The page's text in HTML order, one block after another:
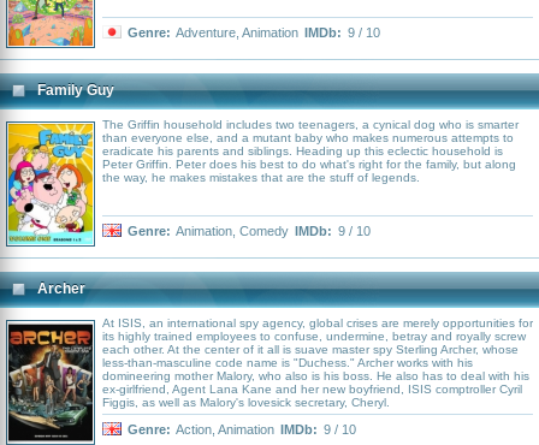
Genre: Adventure Animation IMDb: 9 / 10
Family Guy
The Griffin household includes two teenagers, a cynical dog who is smarter
than everyone else, and a mutant baby who makes numerous attempts to
eradicate his parents and siblings. Heading up this eclectic household is
Peter Griffin. Peter does his best to do what's right for the family, but along
the way, he makes mistakes that are the stuff of legends.
Genre: Animation Comedy IMDb: 9 / 10
Archer
At ISIS, an international spy agency, global crises are merely opportunities for
its highly trained employees to confuse, undermine, betray and royally screw
each other. At the center of it all is suave master spy Sterling Archer, whose
less-than-masculine code name is "Duchess." Archer works with his
domineering mother Malory, who also is his boss. He also has to deal with his
ex-girlfriend, Agent Lana Kane and her new boyfriend, ISIS comptroller Cyril
Figgis, as well as Malory's lovesick secretary, Cheryl.
Genre: Action Animation IMDb: 9 / 10